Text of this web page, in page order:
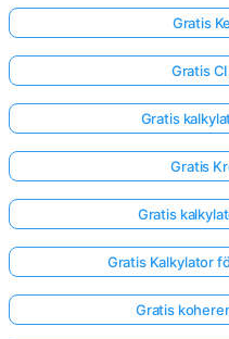
Gratis
Gratis
Gratis
Gratis
Gratis
Gratis Kalkylator
Gratis